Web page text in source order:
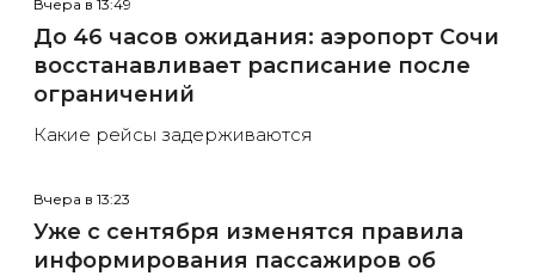
Вчера в 13:49
До 46 часов ожидания: аэропорт Сочи
восстанавливает расписание после
ограничений
Какие рейсы задерживаются
Вчера в 13:23
Уже с сентября изменятся правила
информирования пассажиров об